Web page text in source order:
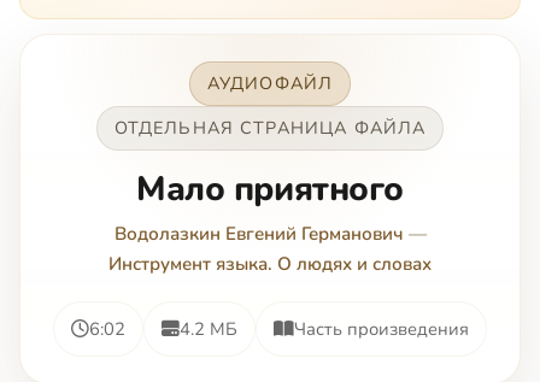
АУДИОФАЙЛ
ОТДЕЛЬНАЯ СТРАНИЦА ФАЙЛА
Мало приятного
Водолазкин Евгений Германович —
Инструмент языка. О людях и словах
6:02 4.2 МБ Часть произведения